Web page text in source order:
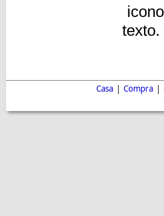
texto.
Casa | Compra |